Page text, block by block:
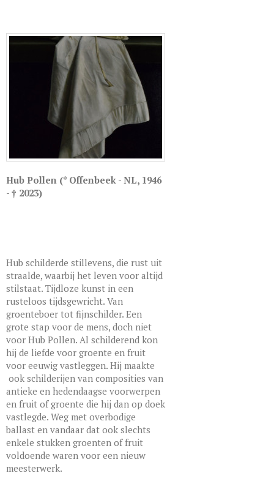
Hub Pollen (* Offenbeek - NL, 1946
- † 2023)
Hub schilderde stillevens, die rust uit
straalde, waarbij het leven voor altijd
stilstaat. Tijdloze kunst in een
rusteloos tijdsgewricht. Van
groenteboer tot fijnschilder. Een
grote stap voor de mens, doch niet
voor Hub Pollen. Al schilderend kon
hij de liefde voor groente en fruit
voor eeuwig vastleggen. Hij maakte
ook schilderijen van composities van
antieke en hedendaagse voorwerpen
en fruit of groente die hij dan op doek
vastlegde. Weg met overbodige
ballast en vandaar dat ook slechts
enkele stukken groenten of fruit
voldoende waren voor een nieuw
meesterwerk.